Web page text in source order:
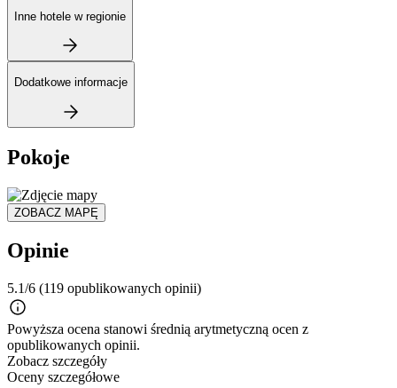
Inne hotele w regionie
Dodatkowe informacje
Pokoje
ZOBACZ MAPĘ
Opinie
5.1/6 (119 opublikowanych opinii)
Powyższa ocena stanowi średnią arytmetyczną ocen z
opublikowanych opinii.
Zobacz szczegóły
Oceny szczegółowe